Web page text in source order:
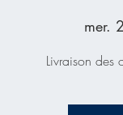
mer.
Livraison des